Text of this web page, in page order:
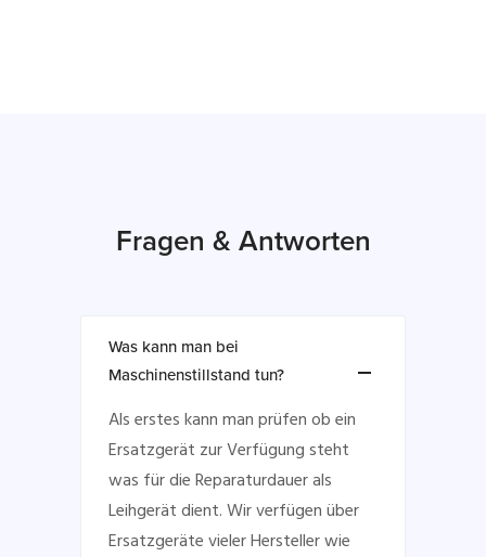
Fragen & Antworten
Was kann man bei
Maschinenstillstand tun?
Als erstes kann man prüfen ob ein
Ersatzgerät zur Verfügung steht
was für die Reparaturdauer als
Leihgerät dient. Wir verfügen über
Ersatzgeräte vieler Hersteller wie